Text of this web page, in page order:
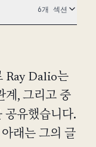
6개 섹션
Ray Dalio는
계, 그리고 중
공유했습니다.
래는 그의 글